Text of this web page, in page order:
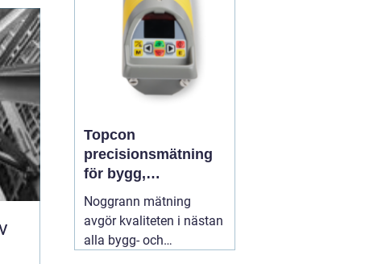
sliten eller felanpassad
märks det snabbt ...
Topcon
precisionsmätning
för bygg,
infrastruktur och
geodesi
Noggrann mätning
avgör kvaliteten i nästan
alla bygg- och